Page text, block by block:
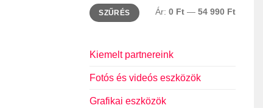
Min
ár
Max
ár
SZŰRÉS Ár: 0 Ft — 54 990 Ft
Kiemelt partnereink
Fotós és videós eszközök
Grafikai eszközök